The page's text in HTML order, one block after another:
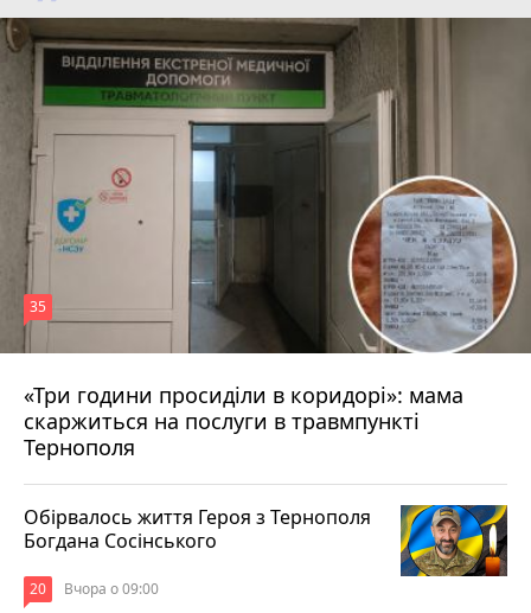
«Три години просиділи в коридорі»: мама
скаржиться на послуги в травмпункті
Тернополя
35
Вчора о 13:05
Обірвалось життя Героя з Тернополя
Богдана Сосінського
20 Вчора о 09:00